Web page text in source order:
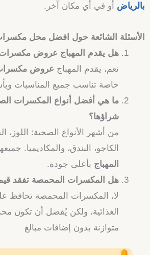
بالرياض أو في أي مكان آخر.
الأسئلة الشائعة حول افضل محل
هل يقدم المهباج عروض
نعم، يقدم المهباج عروض
خاصة تناسب جميع المناسبات
ما هي أفضل أنواع المكسرات
شراؤها؟
من أشهر الأنواع الصحية: اللوز،
الكاجو، البندق، والمكاديميا.
المهباج بأعلى جودة.
هل المكسرات المحمصة تفقد
لا، المكسرات المحمصة تحافظ
الغذائية، ولكن يُفضل أن تكون
متوازنة بدون إضافات مبالغ